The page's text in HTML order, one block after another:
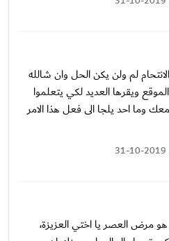
لم ولن يكن الحل وان شالله
ويقرها العديد لكي يتعلموا
وما احد يلجا الى فعل هذا الامر
31-10-2019
مرض العصر يا اختي العزيزة،